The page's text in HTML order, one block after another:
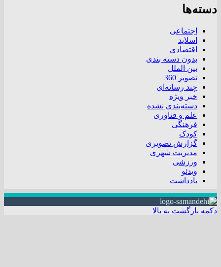
دسته‌ها
اجتماعی
اسلاید
اقتصادی
بدون دسته بندی
بین الملل
تصویر 360
چند رسانه‌ای
خبر ویژه
دسته‌بندی نشده
علم و فناوری
فرهنگی
کودک
گزارش تصویری
مدیریت شهری
ورزشی
ویدئو
یادداشت
دکمه بازگشت به بالا